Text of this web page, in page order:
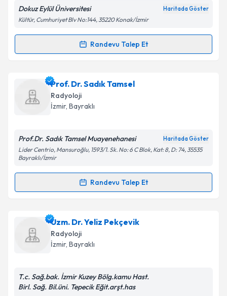
Kişisel verilerimin işlenmesine ilişkin
Metni'ni okudum ve kişisel verilerimin belirtilen
Takvim Talebini Gönder
Dokuz Eylül Üniversitesi Haritada Göster
Kültür, Cumhuriyet Blv No:144, 35220 Konak/İzmir
Randevu Talep Et
Randevu Takvimi Talebi
Prof. Dr. Oğuz Dicleiçin randevu takvimi talebi
oluşturun. Size bu uzmandan randevu almanız için bir
takvim hazırlandığında e-posta ile bilgilendireceğiz.
Kişisel verilerimin işlenmesine ilişkinAydınlatma
'ni okudum ve kişisel verilerimin belirtilen
kapsamda işlenmesini kabul ediyorum.
Takvim Talebini Gönder
Prof. Dr. Sadık Tamsel
Radyoloji
İzmir, Bayraklı
Prof.Dr. Sadık Tamsel Muayenehanesi Haritada Göster
Lider Centrio, Mansuroğlu, 1593/1. Sk. No: 6 C Blok, Kat: 8, D: 74, 35535
Bayraklı/İzmir
Randevu Talep Et
Randevu Takvimi Talebi
Prof. Dr. Sadık Tamseliçin randevu takvimi talebi
oluşturun. Size bu uzmandan randevu almanız için bir
takvim hazırlandığında e-posta ile bilgilendireceğiz.
Uzm. Dr. Yeliz Pekçevik
Radyoloji
İzmir, Bayraklı
T.c. Sağ.bak. İzmir Kuzey Bölg.kamu Hast.
Birl. Sağ. Bil.üni. Tepecik Eğit.arşt.has